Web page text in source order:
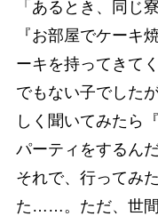
「あるとき、同じ
『お部屋でケーキ
ーキを持ってきて
でもない子でした
しく聞いてみたら
パーティをするん
それで、行ってみ
た……。ただ、世間